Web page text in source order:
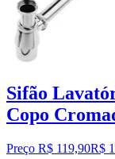
Sifão
Copo
Preço R$ 119,90R$